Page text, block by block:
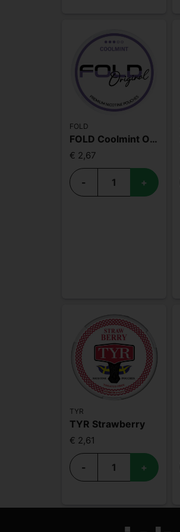
FOLD
FOLD Coolmint Original
€ 2,67
- +
TYR
TYR Strawberry
€ 2,61
- +